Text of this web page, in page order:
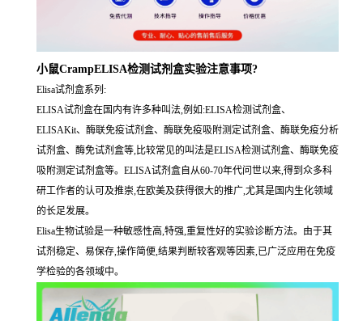
小鼠CrampELISA检测试剂盒实验注意事项?
Elisa试剂盒系列:
ELISA试剂盒在国内有许多种叫法,例如:ELISA检测试剂盒、
ELISAKit、酶联免疫试剂盒、酶联免疫吸附测定试剂盒、酶联免疫分析
试剂盒、酶免试剂盒等,比较常见的叫法是ELISA检测试剂盒、酶联免疫
吸附测定试剂盒等。ELISA试剂盒自从60-70年代问世以来,得到众多科
研工作者的认可及推崇,在欧美及获得很大的推广,尤其是国内生化领域
的长足发展。
Elisa生物试验是一种敏感性高,特强,重复性好的实验诊断方法。由于其
试剂稳定、易保存,操作简便,结果判断较客观等因素,已广泛应用在免疫
学检验的各领域中。